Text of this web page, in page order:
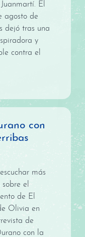
El
agosto de
dejó tras una
y
contra el
con
más
el
de El
Olivia en
de
con la